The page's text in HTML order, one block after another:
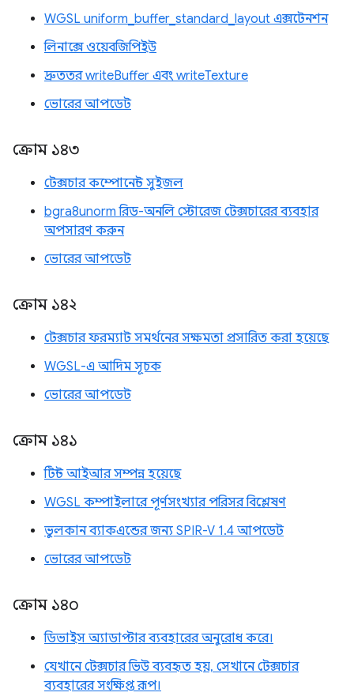
WGSL uniform_buffer_standard_layout এক্সটেনশন
লিনাক্সে ওয়েবজিপিইউ
দ্রুততর writeBuffer এবং writeTexture
ভোরের আপডেট
ক্রোম ১৪৩
টেক্সচার কম্পোনেন্ট সুইজল
bgra8unorm রিড-অনলি স্টোরেজ টেক্সচারের ব্যবহার
অপসারণ করুন
ভোরের আপডেট
ক্রোম ১৪২
টেক্সচার ফরম্যাট সমর্থনের সক্ষমতা প্রসারিত করা হয়েছে
WGSL-এ আদিম সূচক
ভোরের আপডেট
ক্রোম ১৪১
টিন্ট আইআর সম্পন্ন হয়েছে
WGSL কম্পাইলারে পূর্ণসংখ্যার পরিসর বিশ্লেষণ
ভুলকান ব্যাকএন্ডের জন্য SPIR-V 1.4 আপডেট
ভোরের আপডেট
ক্রোম ১৪০
ডিভাইস অ্যাডাপ্টার ব্যবহারের অনুরোধ করে।
যেখানে টেক্সচার ভিউ ব্যবহৃত হয়, সেখানে টেক্সচার
ব্যবহারের সংক্ষিপ্ত রূপ।